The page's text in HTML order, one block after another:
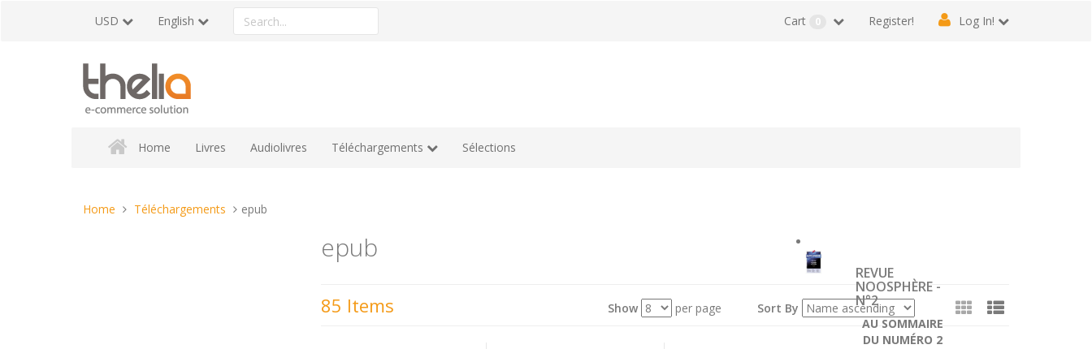
USD English
Search
a
Register! Log In!
Cart 0
Home Livres Audiolivres Téléchargements Sélections
You
Home Téléchargements epub
epub
85 Items Show per page Sort By View
REVUE
NOOSPHÈRE -
N°2
AU SOMMAIRE
DU NUMÉRO 2